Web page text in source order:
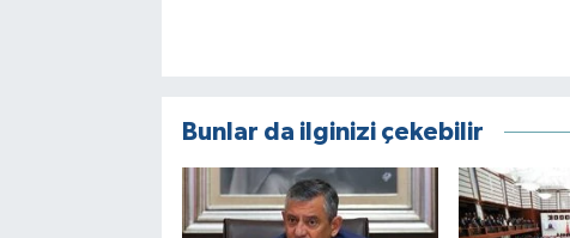
Bunlar da ilginizi çekebilir